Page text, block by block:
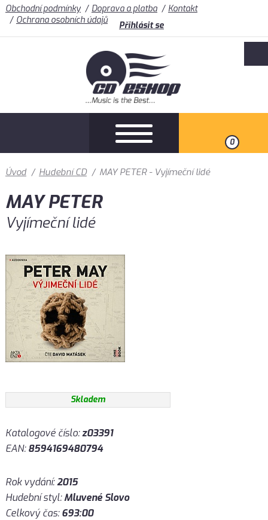
Obchodní podmínky Doprava a platba
Kontakt
Ochrana osobních údajů
Přihlásit se
0
Úvod / Hudební CD / MAY PETER - Vyjímeční lidé
MAY PETER
Vyjímeční lidé
Skladem
Katalogové číslo:z03391
EAN:8594169480794
Rok vydání:2015
Hudební styl:Mluvené Slovo
Celkový čas:693:00